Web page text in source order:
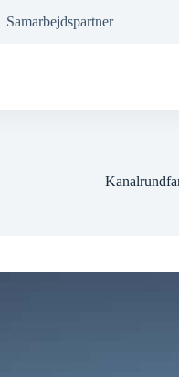
Samarbejdspartner